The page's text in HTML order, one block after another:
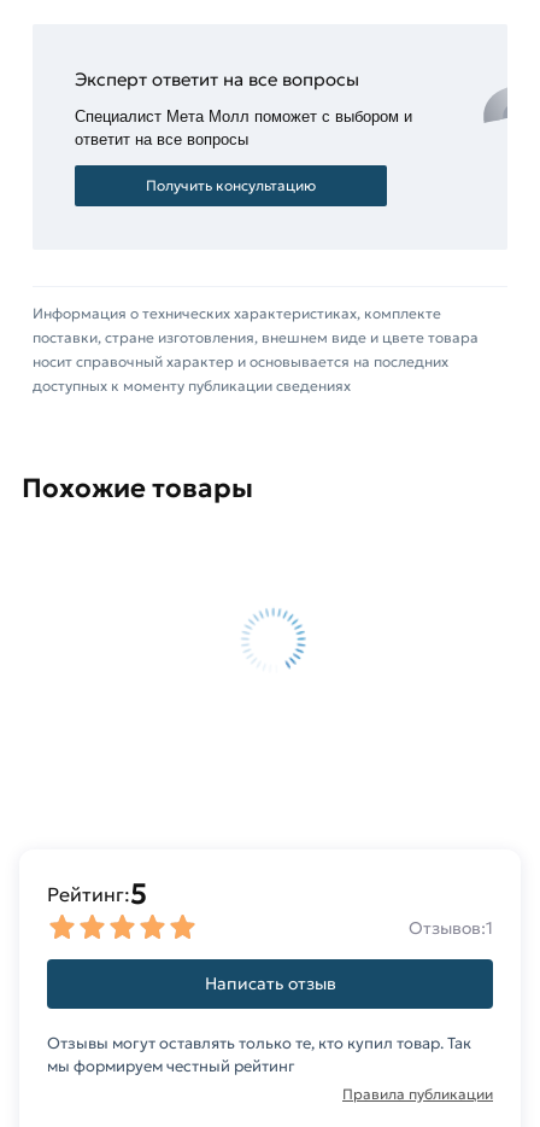
данных
изделий
наличие
внутренних
обеспечивают
хорошую
фиксацию
заглушки
представлены
внутренней
резьбой,
с
для
Эксперт ответит на все вопросы
Специалист Мета Молл поможет с выбором и
ответит на все вопросы
Получить консультацию
Информация о технических характеристиках, комплекте
поставки, стране изготовления, внешнем виде и цвете товара
носит справочный характер и основывается на последних
доступных к моменту публикации сведениях
Похожие товары
Рейтинг:5
Отзывов:1
Написать отзыв
Отзывы могут оставлять только те, кто купил товар. Так
мы формируем честный рейтинг
Правила публикации